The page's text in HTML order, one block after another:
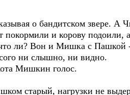
о бандитском звере. А
и корову подоили,
ли? Вон и Мишка с Пашкой -
ни слышно, ни видно.
Мишкин голос.
старый, нагрузки не